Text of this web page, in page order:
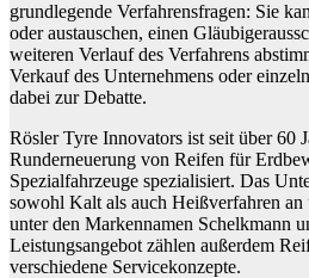
grundlegende Verfahrensfragen: Sie
oder austauschen, einen
weiteren Verlauf des Verfahrens
Verkauf des Unternehmens oder
dabei zur Debatte.
Rösler Tyre Innovators ist seit über 60
Runderneuerung von Reifen für
Spezialfahrzeuge spezialisiert. Das
sowohl Kalt als auch Heißverfahren
unter den Markennamen Schelkmann
Leistungsangebot zählen außerdem
verschiedene Servicekonzepte.